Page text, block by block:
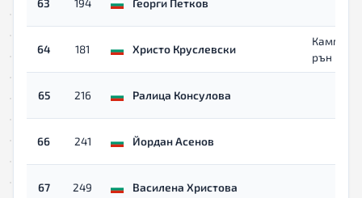
63 194 Георги Петков
64 181 Христо Круслевски
рън
65 216 Ралица Консулова
66 241 Йордан Асенов
67 249 Василена Христова